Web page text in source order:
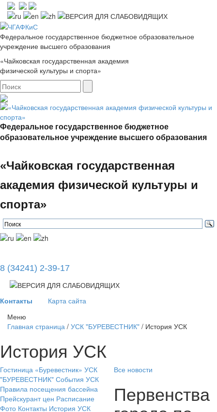
Федеральное государственное бюджетное образовательное
учреждение высшего образования
«Чайковская государственная академия
физической культуры и спорта»
Федеральное государственное бюджетное
образовательное учреждение высшего образования
«Чайковская государственная
академия физической культуры и
спорта»
8 (34241) 2-39-17
Контакты Карта сайта
Меню
Главная страница / УСК "БУРЕВЕСТНИК" / История УСК
История УСК
Гостиница «Буревестник» УСК
"БУРЕВЕСТНИК" События УСК
Правила посещения бассейна
Прейскурант цен Расписание
Фото Контакты История УСК
Все новости
Первенства